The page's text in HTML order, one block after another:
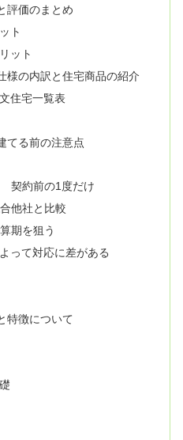
評価のまとめ
ト
ット
様の内訳と住宅商品の紹介
住宅一覧表
てる前の注意点
契約前の1度だけ
他社と比較
期を狙う
って対応に差がある
特徴について